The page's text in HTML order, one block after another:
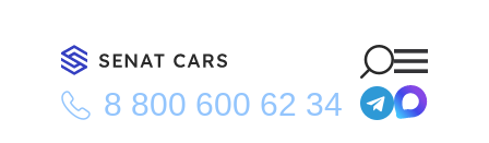
8 800 600 62 34
Главная Каталог/Peugeot 3008 1.6 BlueHDi GT Line 2WD